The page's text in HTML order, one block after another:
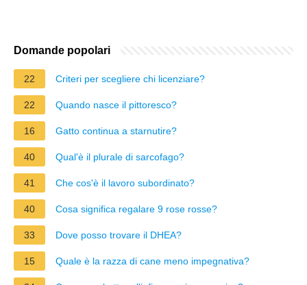
Domande popolari
22 Criteri per scegliere chi licenziare?
22 Quando nasce il pittoresco?
16 Gatto continua a starnutire?
40 Qual'è il plurale di sarcofago?
41 Che cos'è il lavoro subordinato?
40 Cosa significa regalare 9 rose rosse?
33 Dove posso trovare il DHEA?
15 Quale è la razza di cane meno impegnativa?